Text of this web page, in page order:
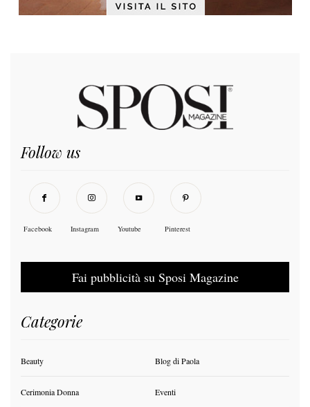
Follow us
Facebook Instagram Youtube Pinterest
Fai pubblicità su Sposi Magazine
Categorie
Beauty Blog di Paola
Cerimonia Donna Eventi